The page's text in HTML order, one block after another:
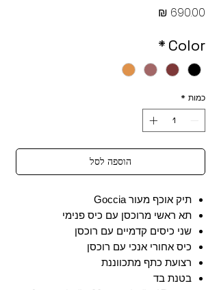
Color
*
כמות *
הוספה לסל
תיק אוכף מעור Goccia
תא ראשי מרוכסן עם כיס פנימי
שני כיסים קדמיים עם רוכסן
כיס אחורי אנכי עם רוכסן
רצועת כתף מתכווננת
בטנת בד